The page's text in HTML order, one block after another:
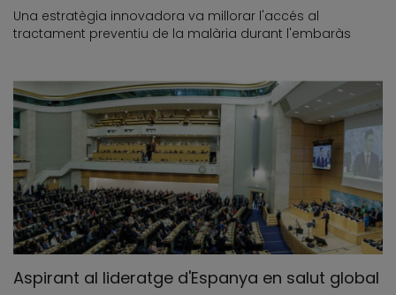
Una estratègia innovadora va millorar l'accés al
tractament preventiu de la malària durant l'embaràs
Aspirant al lideratge d'Espanya en salut global